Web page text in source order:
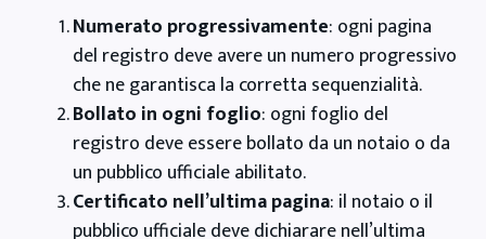
Numerato progressivamente: ogni pagina
del registro deve avere un numero progressivo
che ne garantisca la corretta sequenzialità.
Bollato in ogni foglio: ogni foglio del
registro deve essere bollato da un notaio o da
un pubblico ufficiale abilitato.
Certificato nell’ultima pagina: il notaio o il
pubblico ufficiale deve dichiarare nell’ultima